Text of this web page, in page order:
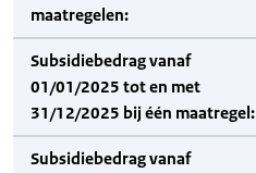
maatregelen:
Subsidiebedrag vanaf
01/01/2025 tot en met
31/12/2025 bij één maatregel:
Subsidiebedrag vanaf